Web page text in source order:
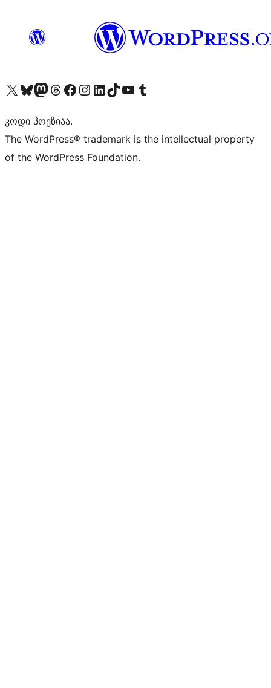
Visit our X (formerly Twitter) account
Visit our Bluesky account
Visit our Mastodon account
Visit our Threads account
Visit our Facebook page
Visit our Instagram account
Visit our LinkedIn account
Visit our TikTok account
Visit our YouTube channel
Visit our Tumblr account
კოდი პოეზიაა.
The WordPress® trademark is the intellectual property
of the WordPress Foundation.